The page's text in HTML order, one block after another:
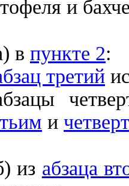
и
в пункте 2:
третий
и
из абзаца